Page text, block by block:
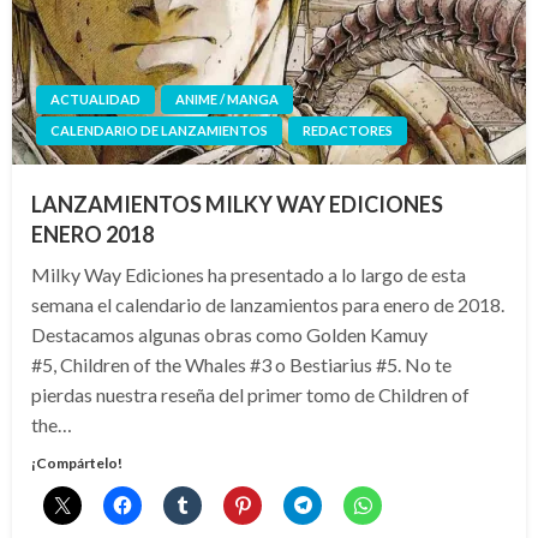
ACTUALIDAD
ANIME / MANGA
CALENDARIO DE LANZAMIENTOS
REDACTORES
LANZAMIENTOS MILKY WAY EDICIONES
ENERO 2018
Milky Way Ediciones ha presentado a lo largo de esta
semana el calendario de lanzamientos para enero de 2018.
Destacamos algunas obras como Golden Kamuy
#5, Children of the Whales #3 o Bestiarius #5. No te
pierdas nuestra reseña del primer tomo de Children of
the…
¡Compártelo!